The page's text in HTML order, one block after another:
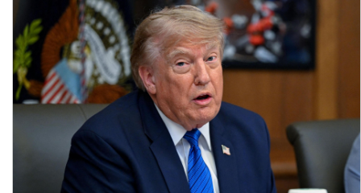
Պատգամավորները 1 րոպե լռությամբ
հարգեցին ցեղասպանված
ասորիների հիշատակը
07 Օգոստոս, 2026 16:29